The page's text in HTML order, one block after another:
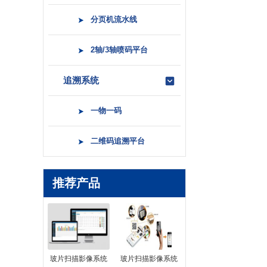
分页机流水线
2轴/3轴喷码平台
追溯系统
一物一码
二维码追溯平台
推荐产品
玻片扫描影像系统 玻片扫描影像系统